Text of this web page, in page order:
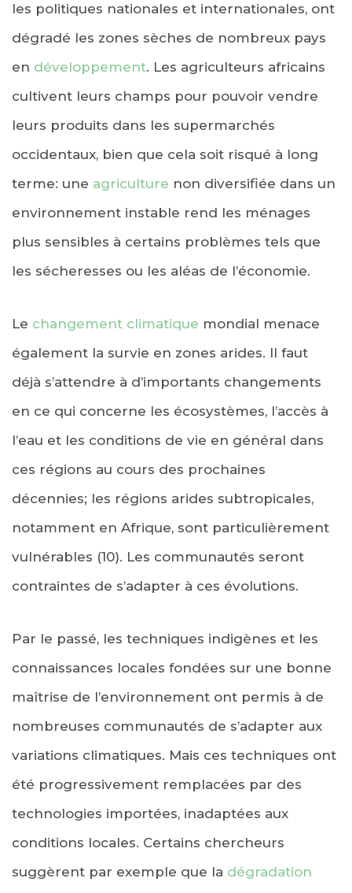
les politiques nationales et internationales, ont
dégradé les zones sèches de nombreux pays
en développement. Les agriculteurs africains
cultivent leurs champs pour pouvoir vendre
leurs produits dans les supermarchés
occidentaux, bien que cela soit risqué à long
terme: une agriculture non diversifiée dans un
environnement instable rend les ménages
plus sensibles à certains problèmes tels que
les sécheresses ou les aléas de l’économie.
Le changement climatique mondial menace
également la survie en zones arides. Il faut
déjà s’attendre à d’importants changements
en ce qui concerne les écosystèmes, l’accès à
l’eau et les conditions de vie en général dans
ces régions au cours des prochaines
décennies; les régions arides subtropicales,
notamment en Afrique, sont particulièrement
vulnérables (10). Les communautés seront
contraintes de s’adapter à ces évolutions.
Par le passé, les techniques indigènes et les
connaissances locales fondées sur une bonne
maîtrise de l’environnement ont permis à de
nombreuses communautés de s’adapter aux
variations climatiques. Mais ces techniques ont
été progressivement remplacées par des
technologies importées, inadaptées aux
conditions locales. Certains chercheurs
suggèrent par exemple que la dégradation